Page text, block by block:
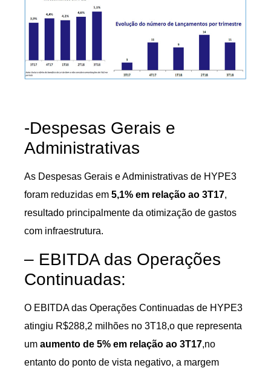
-Despesas Gerais e
Administrativas
As Despesas Gerais e Administrativas de HYPE3
foram reduzidas em 5,1% em relação ao 3T17,
resultado principalmente da otimização de gastos
com infraestrutura.
– EBITDA das Operações
Continuadas:
O EBITDA das Operações Continuadas de HYPE3
atingiu R$288,2 milhões no 3T18,o que representa
um aumento de 5% em relação ao 3T17,no
entanto do ponto de vista negativo, a margem